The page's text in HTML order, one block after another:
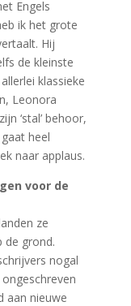
Engels
ik het grote
Hij
de kleinste
klassieke
Leonora
‘stal’ behoor,
heel
naar applaus.
voor de
ze
de grond.
nogal
aan nieuwe